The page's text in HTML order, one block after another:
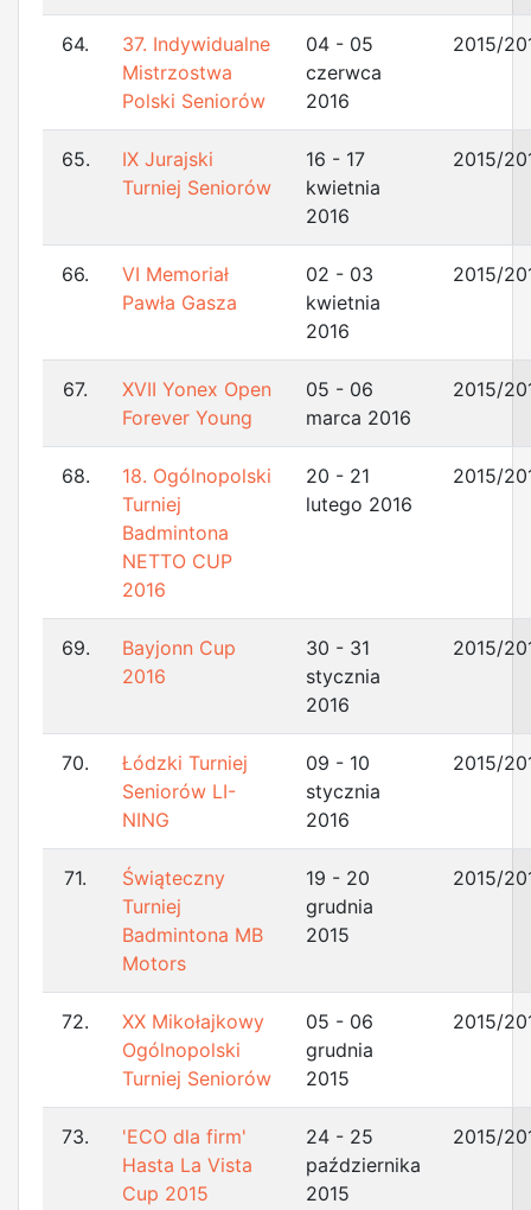
64.
37. Indywidualne
Mistrzostwa
Polski Seniorów
04 - 05
czerwca
2016
2015/
65.
IX Jurajski
Turniej Seniorów
16 - 17
kwietnia
2016
2015/
66.
VI Memoriał
Pawła Gasza
02 - 03
kwietnia
2016
2015/
67.
XVII Yonex Open
Forever Young
05 - 06
marca 2016
2015/
68.
18. Ogólnopolski
Turniej
Badmintona
NETTO CUP
2016
20 - 21
lutego 2016
2015/
69.
Bayjonn Cup
2016
30 - 31
stycznia
2016
2015/
70.
Łódzki Turniej
Seniorów LI-
NING
09 - 10
stycznia
2016
2015/
71.
Świąteczny
Turniej
Badmintona MB
Motors
19 - 20
grudnia
2015
2015/
72.
XX Mikołajkowy
Ogólnopolski
Turniej Seniorów
05 - 06
grudnia
2015
2015/
73.
'ECO dla firm'
Hasta La Vista
Cup 2015
24 - 25
października
2015
2015/